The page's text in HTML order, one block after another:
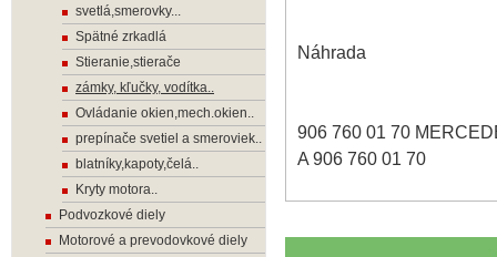
Náhrada
906 760 01 70
A 906 760 01 70
svetlá,smerovky...
Spätné zrkadlá
Stieranie,stierače
zámky, kľučky, vodítka..
Ovládanie okien,mech.okien..
prepínače svetiel a smeroviek..
blatníky,kapoty,čelá..
Kryty motora..
Podvozkové diely
Motorové a prevodovkové diely